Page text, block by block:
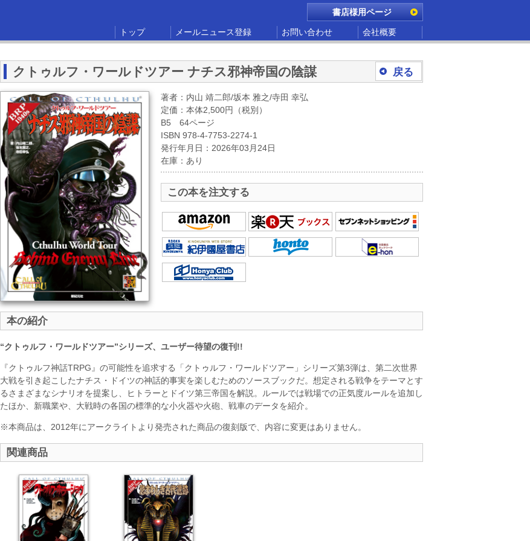
書店様用ページ
トップ メールニュース登録 お問い合わせ 会社概要
戻る
クトゥルフ・ワールドツアー ナチス邪神帝国の陰謀
著者：内山 靖二郎/坂本 雅之/寺田 幸弘
定価：本体2,500円（税別）
B5 64ページ
ISBN 978-4-7753-2274-1
発行年月日：2026年03月24日
在庫：あり
この本を注文する
本の紹介
“クトゥルフ・ワールドツアー”シリーズ、ユーザー待望の復刊!!
『クトゥルフ神話TRPG』の可能性を追求する「クトゥルフ・ワールドツアー」シリーズ第3弾は、第二次世界
大戦を引き起こしたナチス・ドイツの神話的事実を楽しむためのソースブックだ。想定される戦争をテーマとす
るさまざまなシナリオを提案し、ヒトラーとドイツ第三帝国を解説。ルールでは戦場での正気度ルールを追加し
たほか、新職業や、大戦時の各国の標準的な小火器や火砲、戦車のデータを紹介。
※本商品は、2012年にアークライトより発売された商品の復刻版で、内容に変更はありません。
関連商品